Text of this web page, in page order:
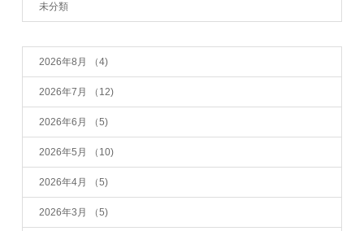
未分類
2026年8月 （4)
2026年7月 （12)
2026年6月 （5)
2026年5月 （10)
2026年4月 （5)
2026年3月 （5)